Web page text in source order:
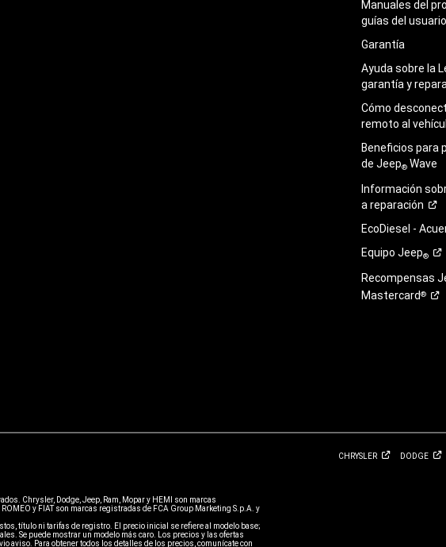
Manuales del
guías delusuario
Garantía
Ayuda sobre la
garantía y
Cómo
remoto al
Beneficios para
de Jeep® Wave
Información
areparación
EcoDiesel -
Equipo Jeep®
Recompensas
Mastercard®
CHRYSLER DODGE
Chrysler, Dodge, Jeep, Ram, Mopar y HEMI son marcas
y FIAT son marcas registradas de FCA Group Marketing S.p.A. y
título ni tarifas de registro. El precio inicial se refiere al modelo base;
Se puede mostrar un modelo más caro. Los precios y las ofertas
aviso. Para obtener todos los detalles de los precios, comunícate con